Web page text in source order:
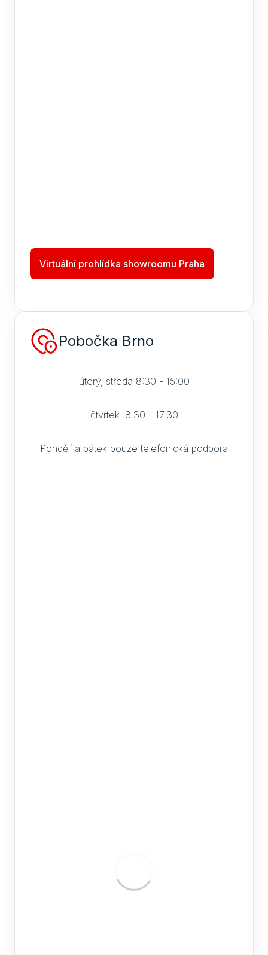
Virtuální prohlídka showroomu Praha
Pobočka Brno
úterý, středa 8:30 - 15:00
čtvrtek: 8:30 - 17:30
Pondělí a pátek pouze telefonická podpora